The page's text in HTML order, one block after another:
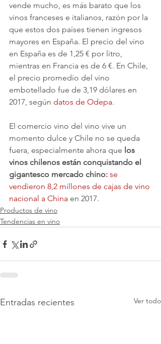
vende mucho, es más barato que los
vinos franceses e italianos, razón por la
que estos dos países tienen ingresos
mayores en España. El precio del vino
en España es de 1,25 € por litro,
mientras en Francia es de 6 €. En Chile,
el precio promedio del vino
embotellado fue de 3,19 dólares en
2017, según datos de Odepa.
El comercio vino del vino vive un
momento dulce y Chile no se queda
fuera, especialmente ahora que los
vinos chilenos están conquistando el
gigantesco mercado chino: se
vendieron 8,2 millones de cajas de vino
nacional a China en 2017.
Productos de vino
Tendencias en vino
Entradas recientes Ver todo